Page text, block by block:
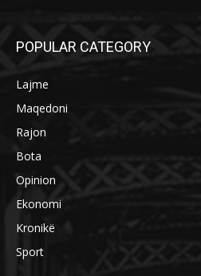
POPULAR CATEGORY
Lajme
Maqedoni
Rajon
Bota
Opinion
Ekonomi
Kronikë
Sport